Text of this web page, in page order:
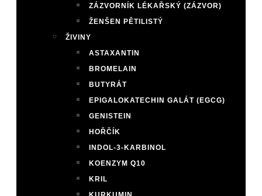
ZÁZVORNÍK LÉKAŘSKÝ (ZÁZVOR)
ŽENŠEN PĚTILISTÝ
ŽIVINY
ASTAXANTIN
BROMELAIN
BUTYRÁT
EPIGALOKATECHIN GALÁT (EGCG)
GENISTEIN
HOŘČÍK
INDOL-3-KARBINOL
KOENZYM Q10
KRIL